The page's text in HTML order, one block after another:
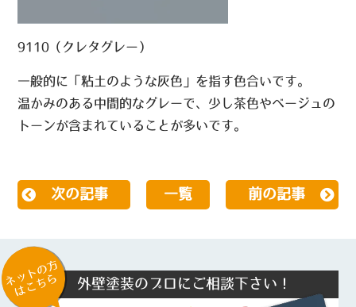
9110（クレタグレー）
一般的に「粘土のような灰色」を指す色合いです。
温かみのある中間的なグレーで、少し茶色やベージュの
トーンが含まれていることが多いです。
次の記事 一覧 前の記事
ネットの方
はこちら 外壁塗装のプロにご相談下さい！